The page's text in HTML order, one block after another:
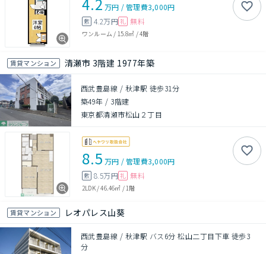
万円 /管理費3,000円
敷 4.2万円 礼 無料
ワンルーム / 15.8㎡ /4階
賃貸マンション 清瀬市 3階建 1977年築
西武豊島線 / 秋津駅 徒歩31分
築49年 / 3階建
東京都清瀬市松山２丁目
8.5 万円 /管理費3,000円
敷 8.5万円 礼 無料
2LDK/46.46㎡ /1階
賃貸マンション レオパレス山葵
西武豊島線 / 秋津駅 バス6分 松山二丁目下車 徒歩3
分